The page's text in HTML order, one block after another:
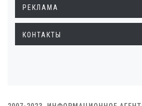
РЕКЛАМА
КОНТАКТЫ